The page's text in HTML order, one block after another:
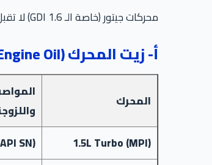
محركات جيتور (خاصة الـ 1.6 GDI) لا تقبل أي زيت. خطأ بسيط هنا قد يدمر المحرك بظاهرة الـ LSPI.
أ- زيت المحرك (Engine Oil)
المحرك
1.5L Turbo (MPI)
SN)